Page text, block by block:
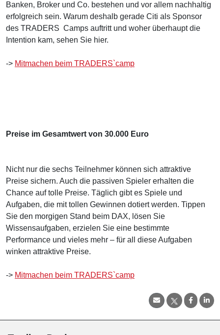
Banken, Broker und Co. bestehen und vor allem nachhaltig
erfolgreich sein. Warum deshalb gerade Citi als Sponsor
des TRADERS Camps auftritt und woher überhaupt die
Intention kam, sehen Sie hier.
-> Mitmachen beim TRADERS`camp
Preise im Gesamtwert von 30.000 Euro
Nicht nur die sechs Teilnehmer können sich attraktive
Preise sichern. Auch die passiven Spieler erhalten die
Chance auf tolle Preise. Täglich gibt es Spiele und
Aufgaben, die mit tollen Gewinnen dotiert werden. Tippen
Sie den morgigen Stand beim DAX, lösen Sie
Wissensaufgaben, erzielen Sie eine bestimmte
Performance und vieles mehr – für all diese Aufgaben
winken attraktive Preise.
-> Mitmachen beim TRADERS`camp